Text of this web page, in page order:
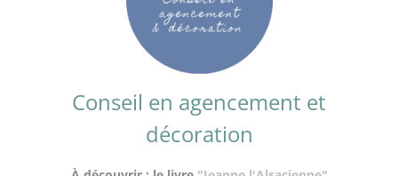
Conseil en agencement et
décoration